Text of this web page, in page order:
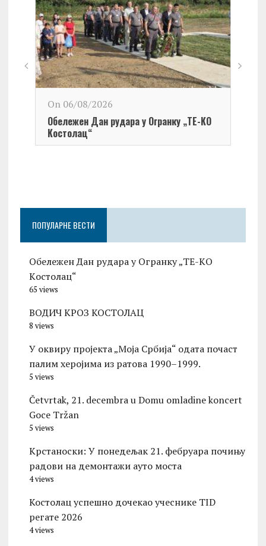
On 06/08/2026
Обележен Дан рудара у Огранку „ТЕ-KО
Kостолац“
ПОПУЛАРНЕ ВЕСТИ
Обележен Дан рудара у Огранку „ТЕ-KО
Kостолац“
65 views
ВОДИЧ КРОЗ КОСТОЛАЦ
8 views
У оквиру пројекта „Моја Србија“ одата почаст
палим херојима из ратова 1990–1999.
5 views
Četvrtak, 21. decembra u Domu omladine koncert
Goce Tržan
5 views
Kрстаноски: У понедељак 21. фебруара почињу
радови на демонтажи ауто моста
4 views
Костолац успешно дочекао учеснике TID
регате 2026
4 views